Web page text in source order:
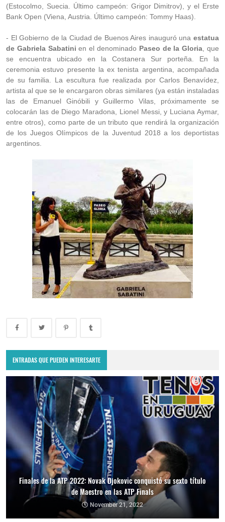
(Estocolmo, Suecia. Último campeón: Grigor Dimitrov), y el Erste
Bank Open (Viena, Austria. Último campeón: Tommy Haas).
- El Gobierno de la Ciudad de Buenos Aires inauguró una estatua
de Gabriela Sabatini en el denominado Paseo de la Gloria , que
se encuentra ubicado en la Costanera Sur porteña. En la
ceremonia estuvo presente la ex tenista argentina, acompañada
de su familia. La escultura fue realizada por Carlos Benavídez,
artista al que se le encargaron obras similares (ya están instaladas
las de Emanuel Ginóbili y Guillermo Vilas, próximamente se
colocarán las de Diego Maradona, Lionel Messi, y Luciana Aymar,
entre otros), como parte de un tributo que rendirá la organización
de los Juegos Olímpicos de la Juventud 2018 a los deportistas
argentinos.
ENTRADAS QUE PUEDEN INTERESARTE
Finales de la ATP 2022: Novak Djokovic conquistó su sexto título
de Maestro en las ATP Finals
November 21, 2022